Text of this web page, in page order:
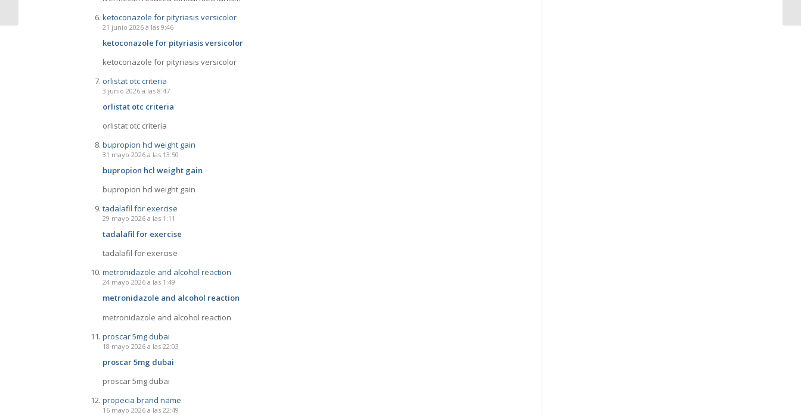
ketoconazole for pityriasis versicolor
21 junio 2026 a las 9:46
ketoconazole for pityriasis versicolor
ketoconazole for pityriasis versicolor
orlistat otc criteria
3 junio 2026 a las 8:47
orlistat otc criteria
orlistat otc criteria
bupropion hcl weight gain
31 mayo 2026 a las 13:50
bupropion hcl weight gain
bupropion hcl weight gain
tadalafil for exercise
29 mayo 2026 a las 1:11
tadalafil for exercise
tadalafil for exercise
metronidazole and alcohol reaction
24 mayo 2026 a las 1:49
metronidazole and alcohol reaction
metronidazole and alcohol reaction
proscar 5mg dubai
18 mayo 2026 a las 22:03
proscar 5mg dubai
proscar 5mg dubai
propecia brand name
16 mayo 2026 a las 22:49